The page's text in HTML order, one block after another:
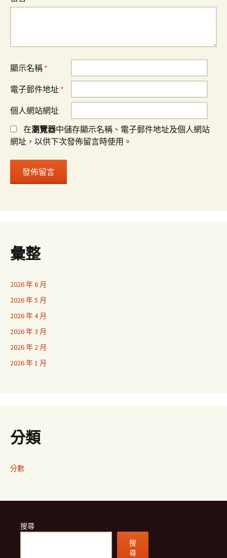
顯示名稱 *
電子郵件地址 *
個人網站網址
在瀏覽器中儲存顯示名稱、電子郵件地址及個人網站
網址，以供下次發佈留言時使用。
彙整
2026 年 6 月
2026 年 5 月
2026 年 4 月
2026 年 3 月
2026 年 2 月
2026 年 1 月
分類
分數
搜尋
搜
尋